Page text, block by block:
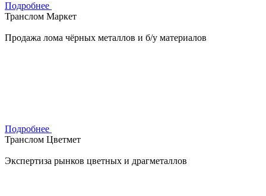
Подробнее
Транслом Маркет
Продажа лома чёрных металлов и б/у материалов
Подробнее
Транслом Цветмет
Экспертиза рынков цветных и драгметаллов